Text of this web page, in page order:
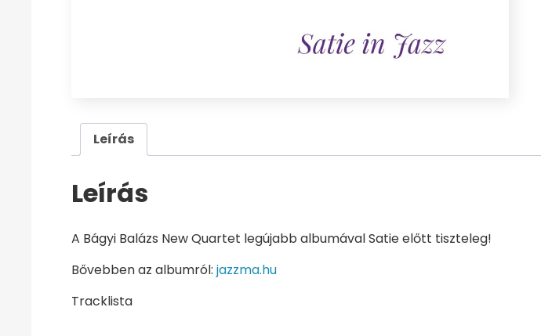
Leírás
Leírás
A Bágyi Balázs New Quartet legújabb albumával Satie előtt tiszteleg!
Bővebben az albumról: jazzma.hu
Tracklista